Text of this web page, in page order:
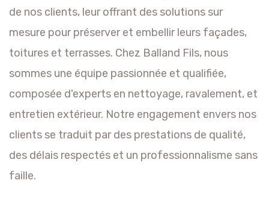
de nos clients, leur offrant des solutions sur
mesure pour préserver et embellir leurs façades,
toitures et terrasses. Chez Balland Fils, nous
sommes une équipe passionnée et qualifiée,
composée d'experts en nettoyage, ravalement, et
entretien extérieur. Notre engagement envers nos
clients se traduit par des prestations de qualité,
des délais respectés et un professionnalisme sans
faille.